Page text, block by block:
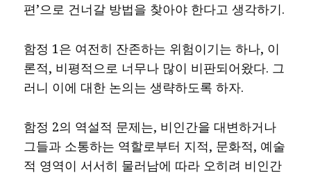
편’으로 건너갈 방법을 찾아야 한다고 생각하기.
함정 1은 여전히 잔존하는 위험이기는 하나, 이
론적, 비평적으로 너무나 많이 비판되어왔다. 그
러니 이에 대한 논의는 생략하도록 하자.
함정 2의 역설적 문제는, 비인간을 대변하거나
그들과 소통하는 역할로부터 지적, 문화적, 예술
적 영역이 서서히 물러남에 따라 오히려 비인간